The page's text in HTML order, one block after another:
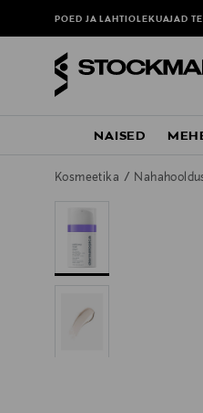
POED JA LAHTIOLEKUAJAD
NAISED
Kosmeetika